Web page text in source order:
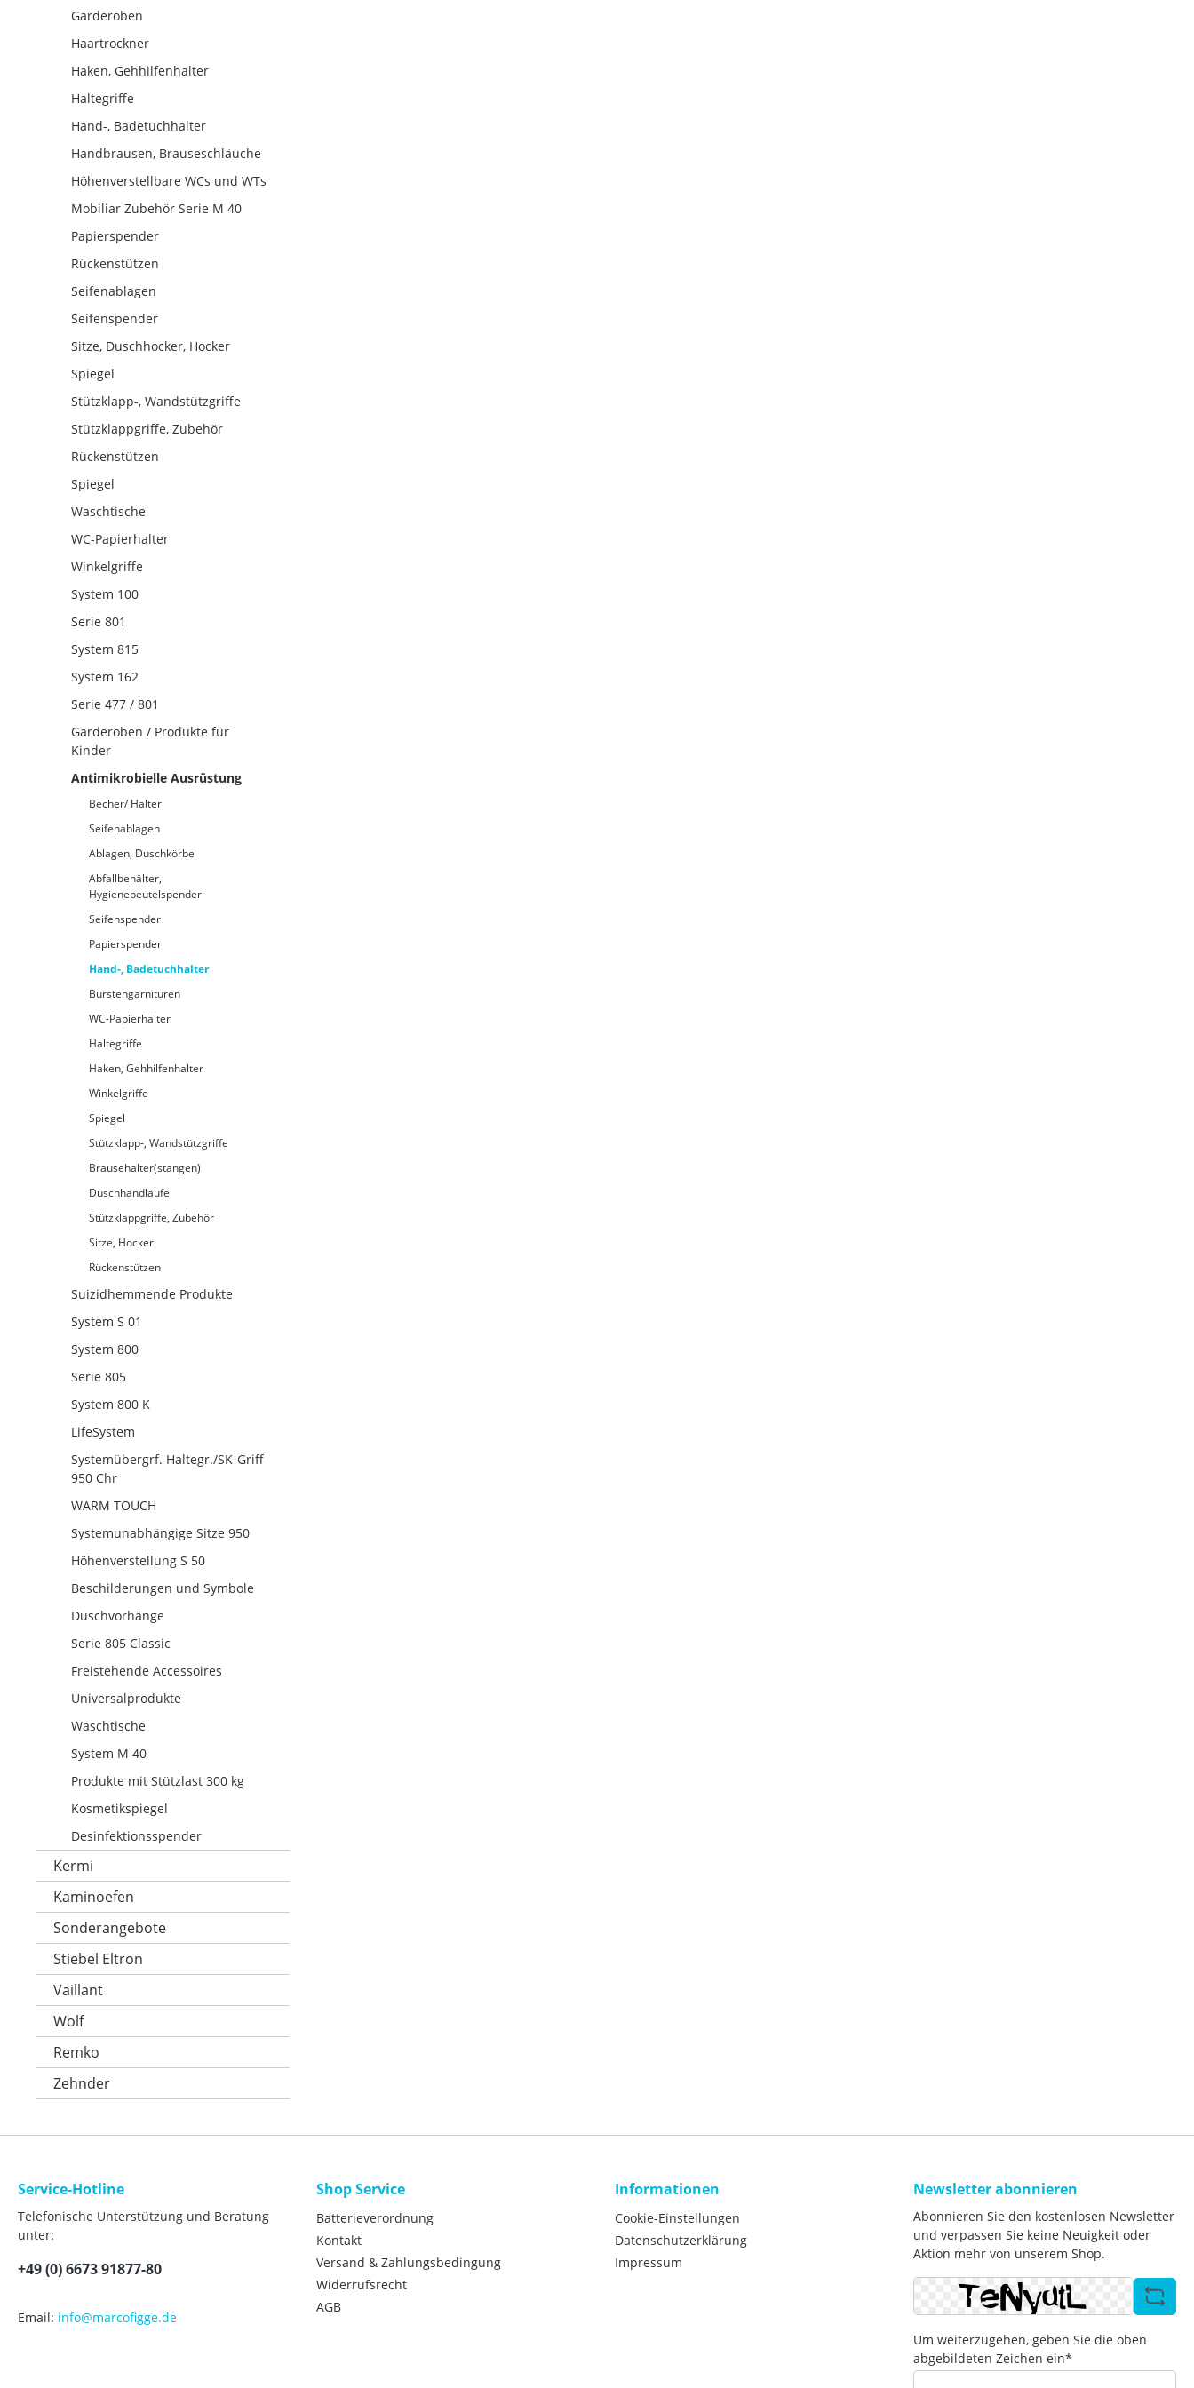
Garderoben
Haartrockner
Haken, Gehhilfenhalter
Haltegriffe
Hand-, Badetuchhalter
Handbrausen, Brauseschläuche
Höhenverstellbare WCs und WTs
Mobiliar Zubehör Serie M 40
Papierspender
Rückenstützen
Seifenablagen
Seifenspender
Sitze, Duschhocker, Hocker
Spiegel
Stützklapp-, Wandstützgriffe
Stützklappgriffe, Zubehör
Rückenstützen
Spiegel
Waschtische
WC-Papierhalter
Winkelgriffe
System 100
Serie 801
System 815
System 162
Serie 477 / 801
Garderoben / Produkte für
Kinder
Antimikrobielle Ausrüstung
Becher/ Halter
Seifenablagen
Ablagen, Duschkörbe
Abfallbehälter,
Hygienebeutelspender
Seifenspender
Papierspender
Hand-, Badetuchhalter
Bürstengarnituren
WC-Papierhalter
Haltegriffe
Haken, Gehhilfenhalter
Winkelgriffe
Spiegel
Stützklapp-, Wandstützgriffe
Brausehalter(stangen)
Duschhandläufe
Stützklappgriffe, Zubehör
Sitze, Hocker
Rückenstützen
Suizidhemmende Produkte
System S 01
System 800
Serie 805
System 800 K
LifeSystem
Systemübergrf. Haltegr./SK-Griff
950 Chr
WARM TOUCH
Systemunabhängige Sitze 950
Höhenverstellung S 50
Beschilderungen und Symbole
Duschvorhänge
Serie 805 Classic
Freistehende Accessoires
Universalprodukte
Waschtische
System M 40
Produkte mit Stützlast 300 kg
Kosmetikspiegel
Desinfektionsspender
Kermi
Kaminoefen
Sonderangebote
Stiebel Eltron
Vaillant
Wolf
Remko
Zehnder
Service-Hotline
Telefonische Unterstützung und Beratung
unter:
+49 (0) 6673 91877-80
Email: info@marcofigge.de
Shop Service
Batterieverordnung
Kontakt
Versand & Zahlungsbedingung
Widerrufsrecht
AGB
Informationen
Cookie-Einstellungen
Datenschutzerklärung
Impressum
Newsletter abonnieren
Abonnieren Sie den kostenlosen Newsletter
und verpassen Sie keine Neuigkeit oder
Aktion mehr von unserem Shop.
Um weiterzugehen, geben Sie die oben
abgebildeten Zeichen ein*